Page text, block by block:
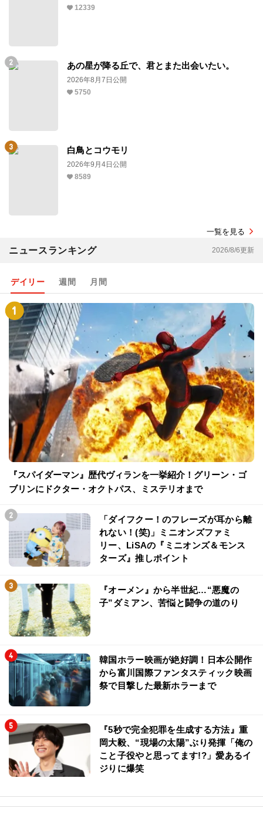
12339
あの星が降る丘で、君とまた出会いたい。
2026年8月7日公開
5750
白鳥とコウモリ
2026年9月4日公開
8589
一覧を見る
ニュースランキング 2026/8/6更新
デイリー 週間 月間
『スパイダーマン』歴代ヴィランを一挙紹介！グリーン・ゴ
ブリンにドクター・オクトパス、ミステリオまで
「ダイフクー！のフレーズが耳から離
れない！(笑)」ミニオンズファミ
リー、LiSAの『ミニオンズ＆モンス
ターズ』推しポイント
『オーメン』から半世紀…“悪魔の
子”ダミアン、苦悩と闘争の道のり
韓国ホラー映画が絶好調！日本公開作
から富川国際ファンタスティック映画
祭で目撃した最新ホラーまで
『5秒で完全犯罪を生成する方法』重
岡大毅、“現場の太陽”ぶり発揮「俺の
こと子役やと思ってます!?」愛あるイ
ジりに爆笑